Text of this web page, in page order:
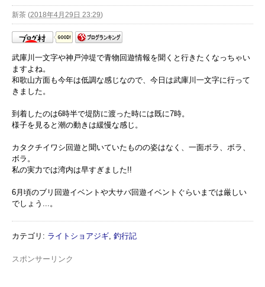
新茶 (2018年4月29日 23:29)
武庫川一文字や神戸沖堤で青物回遊情報を聞くと行きたくなっちゃい
ますよね。
和歌山方面も今年は低調な感じなので、今日は武庫川一文字に行って
きました。
到着したのは6時半で堤防に渡った時には既に7時。
様子を見ると潮の動きは緩慢な感じ。
カタクチイワシ回遊と聞いていたものの姿はなく、一面ボラ、ボラ、
ボラ。
私の実力では湾内は早すぎました!!
6月頃のブリ回遊イベントや大サバ回遊イベントぐらいまでは厳しい
でしょう...。
カテゴリ : ライトショアジギ 釣行記
スポンサーリンク